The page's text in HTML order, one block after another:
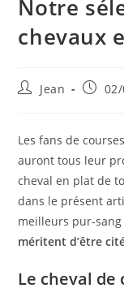
Notre
chevaux
Jean
Les fans de
auront tous leur
cheval en plat de
dans le présent
meilleurs pur-
méritent d’être
Le cheval de